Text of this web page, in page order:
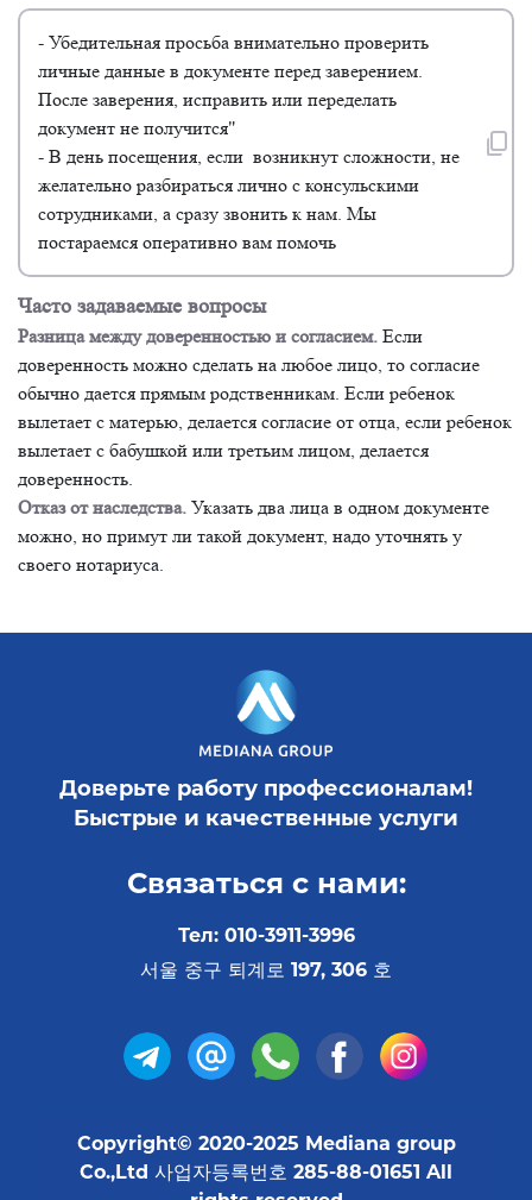
- Убедительная просьба внимательно проверить
личные данные в документе перед заверением.
После заверения, исправить или переделать
документ не получится"
- В день посещения, если возникнут сложности, не
желательно разбираться лично с консульскими
сотрудниками, а сразу звонить к нам. Мы
постараемся оперативно вам помочь
Часто задаваемые вопросы
Разница между доверенностью и согласием. Если
доверенность можно сделать на любое лицо, то согласие
обычно дается прямым родственникам. Если ребенок
вылетает с матерью, делается согласие от отца, если ребенок
вылетает с бабушкой или третьим лицом, делается
доверенность.
Отказ от наследства. Указать два лица в одном документе
можно, но примут ли такой документ, надо уточнять у
своего нотариуса.
Доверьте работу профессионалам!
Быстрые и качественные услуги
Связаться с нами:
Тел: 010-3911-3996
서울 중구 퇴계로 197, 306 호
Copyright© 2020-2025 Mediana group
Co.,Ltd 사업자등록번호 285-88-01651 All